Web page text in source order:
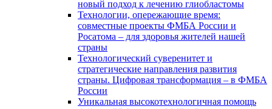
новый подход к лечению глиобластомы
Технологии, опережающие время:
совместные проекты ФМБА России и
Росатома – для здоровья жителей нашей
страны
Технологический суверенитет и
стратегические направления развития
страны. Цифровая трансформация – в ФМБА
России
Уникальная высокотехнологичная помощь